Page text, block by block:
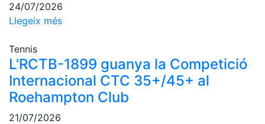
Quadres
d'Honor
Històric
Campionat
Social
24/07/2026
Llegeix més
Tennis
L'RCTB-1899 guanya la Competició
Internacional CTC 35+/45+ al
Roehampton Club
21/07/2026